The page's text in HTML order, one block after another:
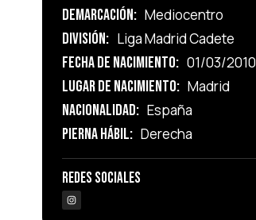
Demarcación: Mediocentro
División: Liga Madrid Cadete
Fecha de Nacimiento: 01/03/2010
Lugar de Nacimiento: Madrid
Nacionalidad: España
Pierna Hábil: Derecha
Redes Sociales